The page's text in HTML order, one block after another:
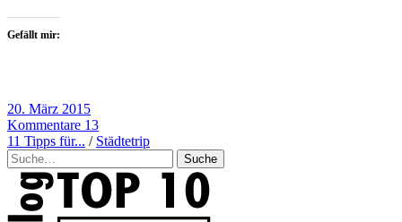
Gefällt mir:
20. März 2015
Kommentare 13
11 Tipps für... / Städtetrip
Suche